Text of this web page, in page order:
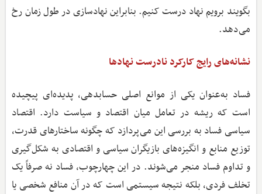
بگویند برویم نهاد درست کنیم. بنابراین نهادسازی در طول زمان رخ
می‌دهد.
نشانه‌های رایج کارکرد نادرست نهادها
فساد به‌عنوان یکی از موانع اصلی حسابدهی، پدیده‌ای پیچیده
است که ریشه در تعامل میان اقتصاد و سیاست دارد. اقتصاد
سیاسی فساد به بررسی این می‌پردازد که چگونه ساختارهای قدرت،
توزیع منابع و انگیزه‌های بازیگران سیاسی و اقتصادی به شکل‌گیری
و تداوم فساد منجر می‌شوند. در این چهارچوب، فساد نه صرفاً یک
تخلف فردی، بلکه نتیجه سیستمی است که در آن منافع شخصی یا